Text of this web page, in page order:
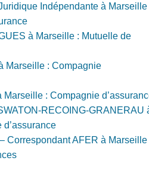
Indépendante à Marseille
à Marseille : Mutuelle de
Marseille : Compagnie
Marseille : Compagnie
RECOING-GRANERAU
d’assurance
Correspondant AFER à Marseille